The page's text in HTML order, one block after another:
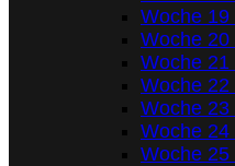
Woche 19
Woche 20
Woche 21
Woche 22
Woche 23
Woche 24
Woche 25